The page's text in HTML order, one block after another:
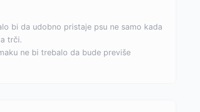
bi da udobno pristaje psu ne samo kada
trči.
ne bi trebalo da bude previše